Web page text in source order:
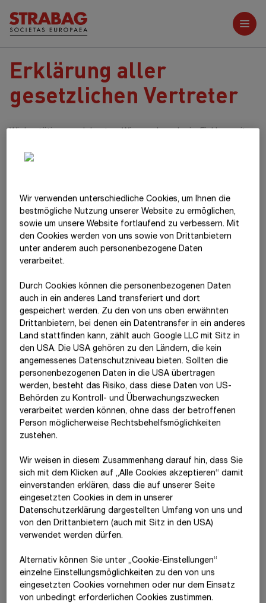
Weitere Berichte
Erklärung aller
gesetzlichen Vertreter
Konzernabschluss ein möglichst getreues Bild der Vermögens-,
Geschäftsergebnis und die Lage des Konzerns so darstellt,
dass ein möglichst getreues Bild der Vermögens-, Finanz- und
Ertragslage des Konzerns entsteht, und dass der
Konzernlagebericht die wesentlichen Risiken und
Ungewissheiten beschreibt, denen der Konzern ausgesetzt ist.
den maßgebenden Rechnungslegungsstandards aufgestellte
Jahresabschluss des Mutterunternehmens 1ein möglichst
getreues Bild der Vermögens-, Finanz- und Ertragslage des
Unternehmens vermittelt, dass der Lagebericht den
Geschäftsverlauf, das Geschäftsergebnis und die Lage des
Unternehmens so darstellt, dass ein möglichst getreues Bild
der Vermögens-, Finanz- und Ertragslage entsteht, und dass
der Lagebericht die wesentlichen Risiken und Ungewissheiten
beschreibt, denen das Unternehmen ausgesetzt ist.
Villach, am 3.4.2026
Der Vorstand
Vorsitzender des Vorstands
Zentrale
Konzernstabsbereiche und
Zentralbereiche BMTI, CML,
Finanzvorstand
Zentralbereich BRVZ
Wir verwenden unterschiedliche Cookies, um Ihnen die
best­mögliche Nutzung unserer Website zu ermöglichen,
sowie um unsere Website fortlaufend zu verbessern. Mit
den Cookies werden von uns sowie von Drittanbietern
unter anderem auch personenbezogene Daten
verarbeitet.
Durch Cookies können die personenbezogenen Daten
auch in ein anderes Land transferiert und dort
gespeichert werden. Zu den von uns oben erwähnten
Drittanbietern, bei denen ein Datentransfer in ein anderes
Land stattfinden kann, zählt auch Google LLC mit Sitz in
den USA. Die USA gehören zu den Ländern, die kein
angemessenes Datenschutzniveau bieten. Sollten die
personenbezogenen Daten in die USA übertragen
werden, besteht das Risiko, dass diese Daten von US-
Behörden zu Kontroll- und Überwachungszwecken
verarbeitet werden können, ohne dass der betroffenen
Person möglicherweise Rechtsbehelfsmöglichkeiten
zustehen.
Wir weisen in diesem Zusammenhang darauf hin, dass Sie
sich mit dem Klicken auf „Alle Cookies akzeptieren“ damit
ein­ver­standen erklären, dass die auf unserer Seite
eingesetzten Cookies in dem in unserer
Datenschutzerklärung dargestellten Umfang von uns und
von den Drittanbietern (auch mit Sitz in den USA)
verwendet werden dürfen.
Alternativ können Sie unter „Cookie-Einstellungen“
einzelne Einstellungsmöglichkeiten zu den von uns
eingesetzten Cookies vornehmen oder nur dem Einsatz
von unbedingt erforderlichen Cookies zustimmen.